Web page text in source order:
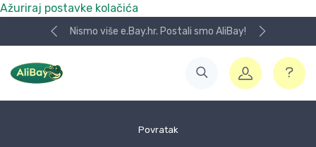
Ažuriraj postavke kolačića
Nismo više e.Bay.hr. Postali smo AliBay!
Povratak